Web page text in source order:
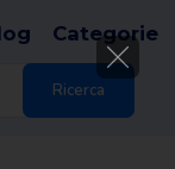
Ricerca
Categorie